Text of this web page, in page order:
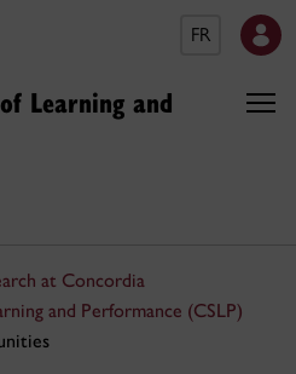
FR
Learning and
at Concordia
and Performance (CSLP)